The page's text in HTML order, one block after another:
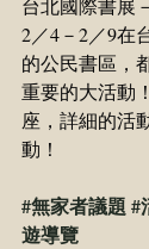
​台北國際書展－
2／4－2／9在
的公民書區，
重要的大活動
座，詳細的活
動！
#無家者議題 #
遊導覽